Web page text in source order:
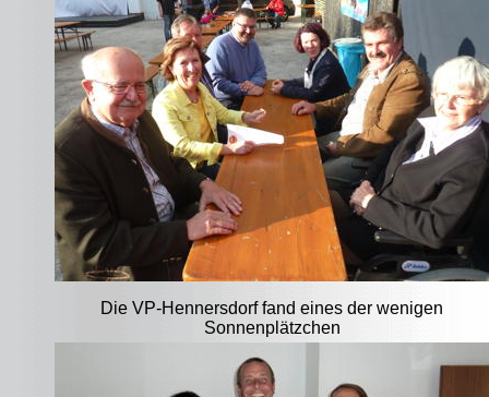
Die VP-Hennersdorf fand eines der wenigen
Sonnenplätzchen